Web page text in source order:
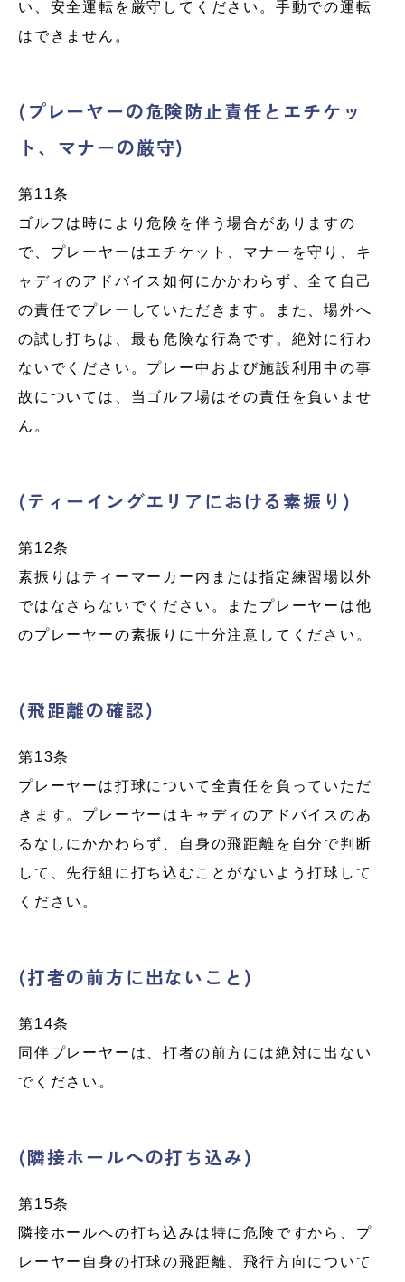
い、安全運転を厳守してください。手動での運転
はできません。
(プレーヤーの危険防止責任とエチケッ
ト、マナーの厳守)
第11条
ゴルフは時により危険を伴う場合がありますの
で、プレーヤーはエチケット、マナーを守り、キ
ャディのアドバイス如何にかかわらず、全て自己
の責任でプレーしていただきます。また、場外へ
の試し打ちは、最も危険な行為です。絶対に行わ
ないでください。プレー中および施設利用中の事
故については、当ゴルフ場はその責任を負いませ
ん。
(ティーイングエリアにおける素振り)
第12条
素振りはティーマーカー内または指定練習場以外
ではなさらないでください。またプレーヤーは他
のプレーヤーの素振りに十分注意してください。
(飛距離の確認)
第13条
プレーヤーは打球について全責任を負っていただ
きます。プレーヤーはキャディのアドバイスのあ
るなしにかかわらず、自身の飛距離を自分で判断
して、先行組に打ち込むことがないよう打球して
ください。
(打者の前方に出ないこと)
第14条
同伴プレーヤーは、打者の前方には絶対に出ない
でください。
(隣接ホールへの打ち込み)
第15条
隣接ホールへの打ち込みは特に危険ですから、プ
レーヤー自身の打球の飛距離、飛行方向について